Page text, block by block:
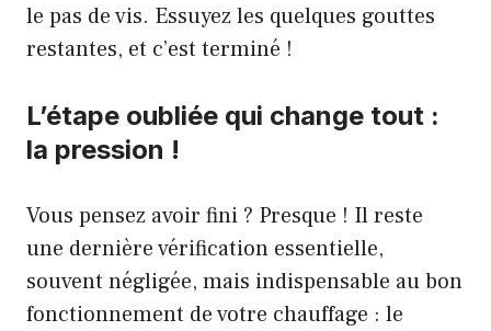
le pas de vis. Essuyez les quelques gouttes
restantes, et c’est terminé !
L’étape oubliée qui change tout :
la pression !
Vous pensez avoir fini ? Presque ! Il reste
une dernière vérification essentielle,
souvent négligée, mais indispensable au bon
fonctionnement de votre chauffage : le